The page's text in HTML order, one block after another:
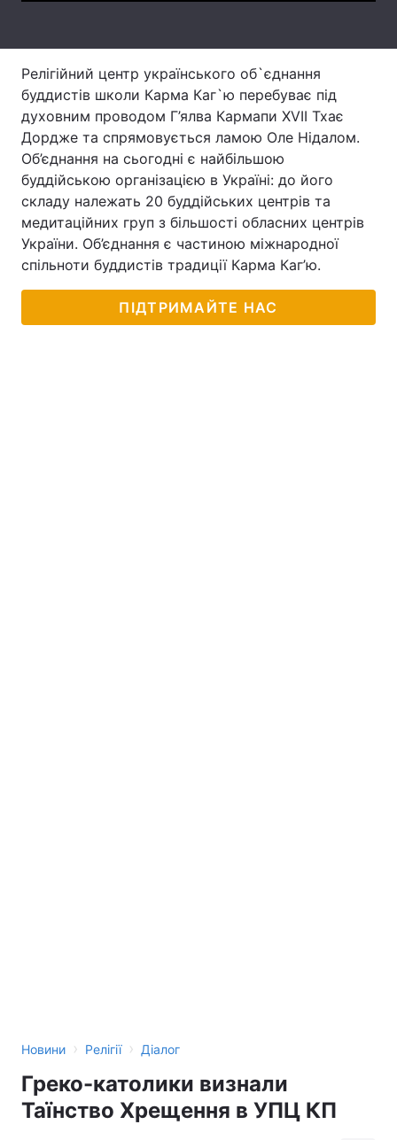
Інтерв'ю Думки
Архів Вакансії
Контакти
Послуги
Релігійний центр українського об`єднання
буддистів школи Карма Каг`ю перебуває під
духовним проводом Г’ялва Кармапи XVII Тхає
Дордже та спрямовується ламою Оле Нідалом.
Об’єднання на сьогодні є найбільшою
буддійською організацією в Україні: до його
складу належать 20 буддійських центрів та
медитаційних груп з більшості обласних центрів
України. Об’єднання є частиною міжнародної
спільноти буддистів традиції Карма Каг’ю.
ПІДТРИМАЙТЕ НАС
Новини › Релігії › Діалог
Греко-католики визнали
Таїнство Хрещення в УПЦ КП